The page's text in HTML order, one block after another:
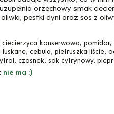
orzechowy smak
pestki dyni oraz sos z
ciecierzyca konserwowa,
łuskane, cebula, pietruszka
czosnek, sok cytrynowy,
nie ma :)